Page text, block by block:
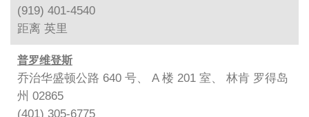
(919) 401-4540
距离 英里
普罗维登斯
乔治华盛顿公路 640 号、 A 楼 201 室、 林肯 罗得岛
州 02865
(401) 305-6775